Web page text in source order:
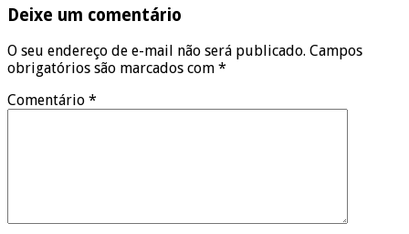
Deixe um comentário
O seu endereço de e-mail não será publicado. Campos
obrigatórios são marcados com *
Comentário *